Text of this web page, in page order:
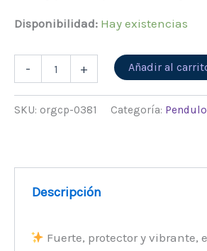
Disponibilidad: Hay existencias
- + Añadir al
SKU: orgcp-0381 Categoría:
Descripción
Fuerte, protector y vibrante,